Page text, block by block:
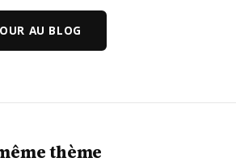
AU BLOG
thème